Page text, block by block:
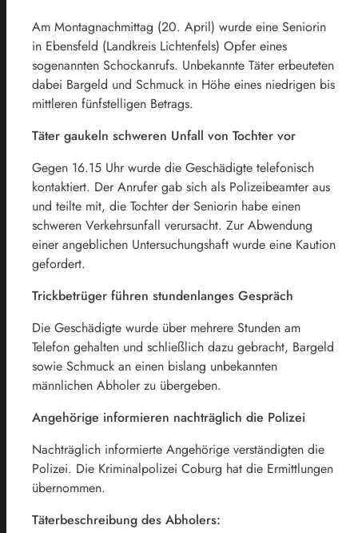
Am Montagnachmittag (20. April) wurde eine Seniorin
in Ebensfeld (Landkreis Lichtenfels) Opfer eines
sogenannten Schockanrufs. Unbekannte Täter erbeuteten
dabei Bargeld und Schmuck in Höhe eines niedrigen bis
mittleren fünfstelligen Betrags.
Täter gaukeln schweren Unfall von Tochter vor
Gegen 16.15 Uhr wurde die Geschädigte telefonisch
kontaktiert. Der Anrufer gab sich als Polizeibeamter aus
und teilte mit, die Tochter der Seniorin habe einen
schweren Verkehrsunfall verursacht. Zur Abwendung
einer angeblichen Untersuchungshaft wurde eine Kaution
gefordert.
Trickbetrüger führen stundenlanges Gespräch
Die Geschädigte wurde über mehrere Stunden am
Telefon gehalten und schließlich dazu gebracht, Bargeld
sowie Schmuck an einen bislang unbekannten
männlichen Abholer zu übergeben.
Angehörige informieren nachträglich die Polizei
Nachträglich informierte Angehörige verständigten die
Polizei. Die Kriminalpolizei Coburg hat die Ermittlungen
übernommen.
Täterbeschreibung des Abholers: